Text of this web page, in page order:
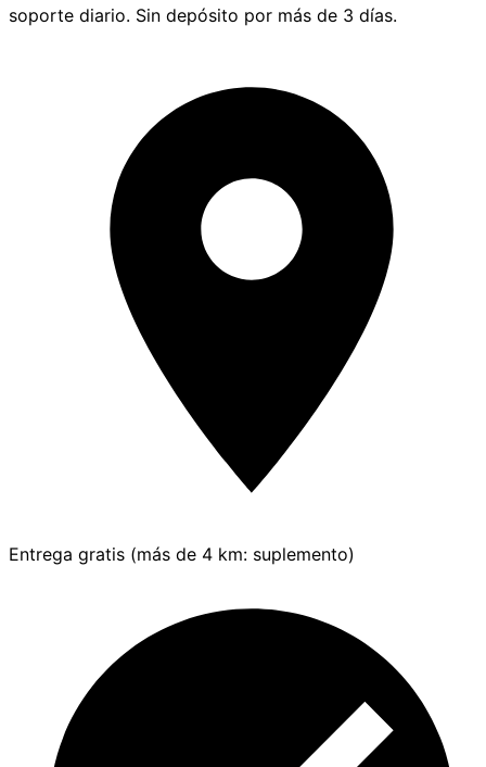
soporte diario. Sin depósito por más de 3 días.
Entrega gratis (más de 4 km: suplemento)